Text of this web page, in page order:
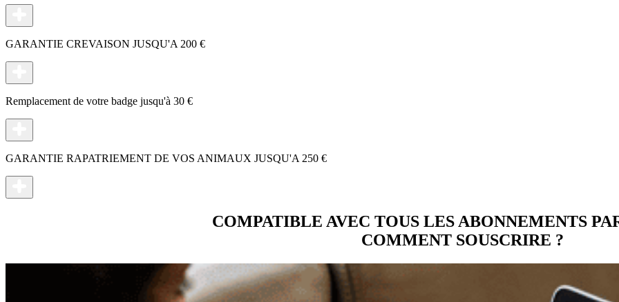
GARANTIE CREVAISON JUSQU'A 200 €
Remplacement de votre badge jusqu'à 30 €
GARANTIE RAPATRIEMENT DE VOS ANIMAUX JUSQU'A 250 €
COMPATIBLE AVEC TOUS LES ABONNEMENTS
COMMENT SOUSCRIRE ?